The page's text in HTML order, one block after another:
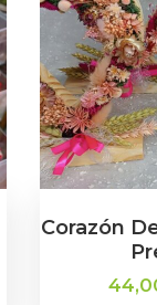
Corazón